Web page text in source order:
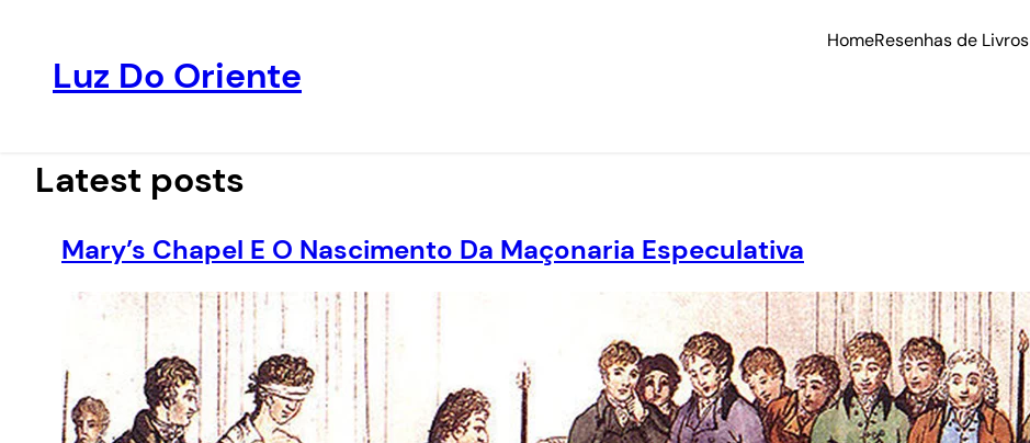
conteúdo
Luz Do Oriente
HomeResenhas de Livros
Latest posts
Mary’s Chapel E O Nascimento Da Maçonaria Especulativa